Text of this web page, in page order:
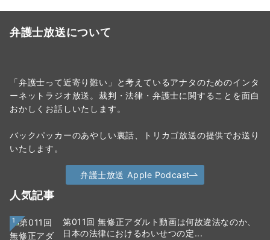
弁護士放送について
「弁護士って近寄り難い」と考えているアナタのためのインタ
ーネットラジオ放送。裁判・法律・弁護士に関することを面白
おかしくお話しいたします。
バックパッカーのあやしい裏話、トリカゴ放送の提供でお送り
いたします。
弁護士放送 Apple Podcast
人気記事
1
第011回 無修正アダルト動画は何故違法なのか、
日本の法律におけるわいせつの定...